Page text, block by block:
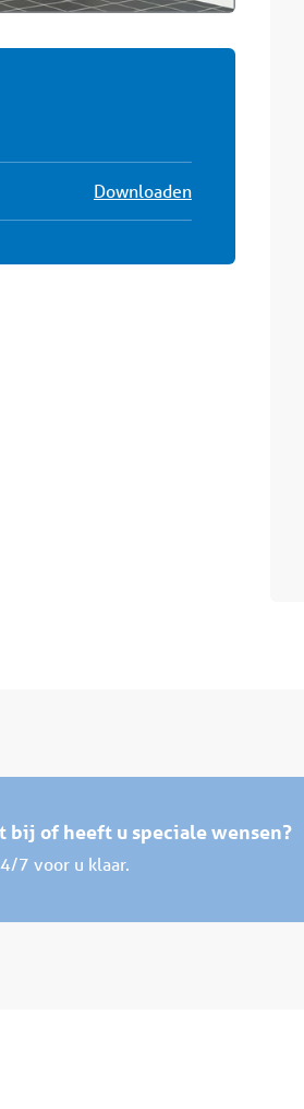
Downloaden
bij of heeft u speciale wensen?
7 voor u klaar.